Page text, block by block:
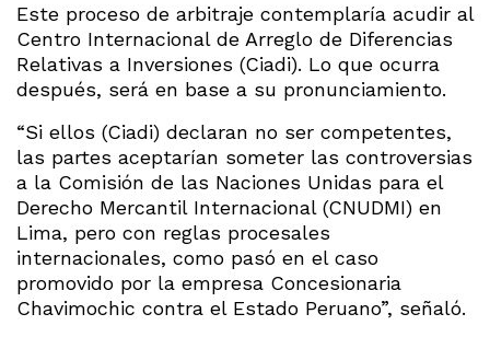
Este proceso de arbitraje contemplaría acudir al
Centro Internacional de Arreglo de Diferencias
Relativas a Inversiones (Ciadi). Lo que ocurra
después, será en base a su pronunciamiento.
“Si ellos (Ciadi) declaran no ser competentes,
las partes aceptarían someter las controversias
a la Comisión de las Naciones Unidas para el
Derecho Mercantil Internacional (CNUDMI) en
Lima, pero con reglas procesales
internacionales, como pasó en el caso
promovido por la empresa Concesionaria
Chavimochic contra el Estado Peruano”, señaló.